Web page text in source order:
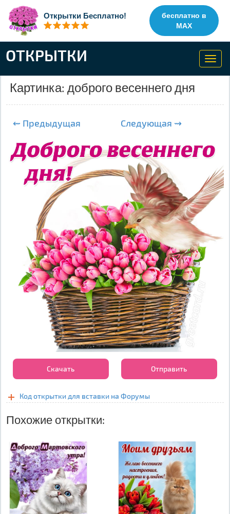
Открытки Бесплатно!
бесплатно в
MAX
ОТКРЫТКИ
Картинка: доброго весеннего дня
⇜ Предыдущая Следующая ⇝
Скачать Отправить
Код открытки для вставки на Форумы
Похожие открытки: